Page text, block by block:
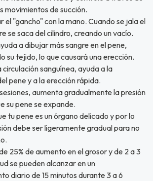
movimientos de succión.
el "gancho" con la mano. Cuando se jala el
se saca del cilindro, creando un vacío.
a dibujar más sangre en el pene,
su tejido, lo que causará una erección.
circulación sanguínea, ayuda a la
pene y a la erección rápida.
aumenta gradualmente la presión
su pene se expande.
tu pene es un órgano delicado y por lo
debe ser ligeramente gradual para no
25% de aumento en el grosor y de 2 a 3
se pueden alcanzar en un
diario de 15 minutos durante 3 a 6